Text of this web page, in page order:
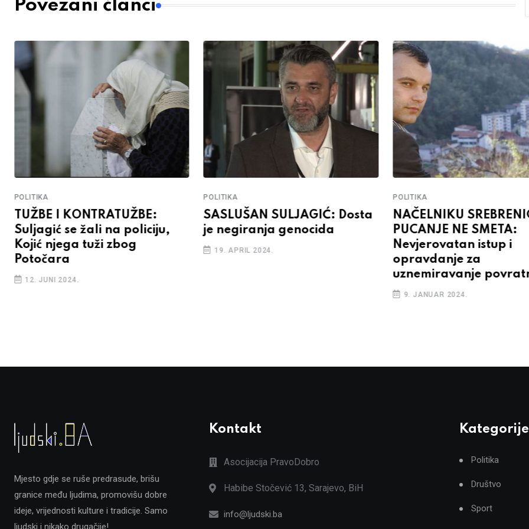
Povezani članci
POLITIKA
TUŽBE I KONTRATUŽBE:
Suljagić se žali na policiju,
Kojić njega tuži zbog
Potočara
12. JUNI 2024.
POLITIKA
SASLUŠAN SULJAGIĆ: Dosta
je negiranja genocida
19. APRIL 2024.
POLITIKA
NAČELNIKU
PUCANJE NE SMETA:
Nevjerovatan istup i
opravdanje za
uznemiravanje
9. JANUAR 2024.
Mjesto gdje se ruše predrasude, brišu
granice među ljudima, promovišu dobre
ideje, vrijednosti kulture i tradicije. Samo
ljudski i nikako drugačije!
Kontakt
Asocijacija PravoDobro
Habibe Stočević 13, Sarajevo, BiH
info@ljudski.ba
Kategorije
Politika
Društvo
Sport